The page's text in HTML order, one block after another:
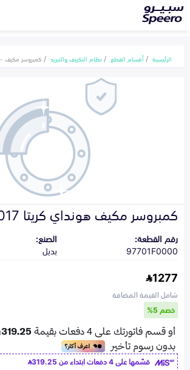
الرئيسية أقسام القطع نظام التكييف والتبريد كمبروسر مكيف - 97701F0000
كمبروسر مكيف هونداي كريتا 2017-2019
رقم القطعة:
97701F0000
الصنع:
بديل
1277
شامل القيمة المضافة
خصم 5%
قسّمها على 4 دفعات ابتداء من
319.25